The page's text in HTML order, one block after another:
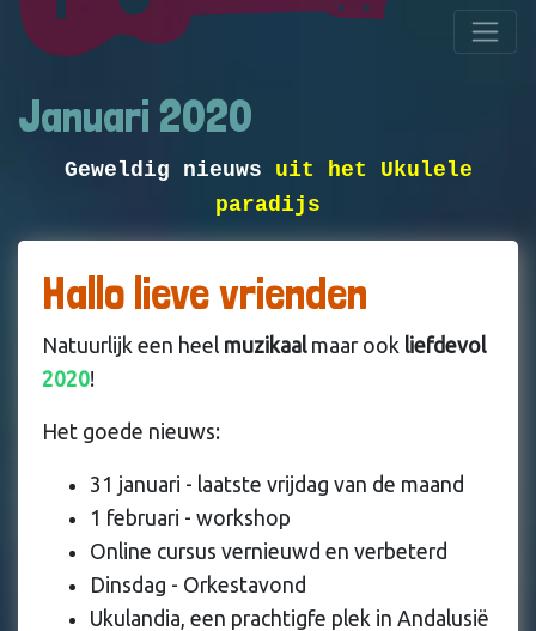
Januari 2020
Geweldig nieuws uit het Ukulele
paradijs
Hallo lieve vrienden
Natuurlijk een heel muzikaalmaar ook liefdevol
2020!
Het goede nieuws:
31 januari - laatste vrijdag van de maand
1 februari - workshop
Online cursus vernieuwd en verbeterd
Dinsdag - Orkestavond
Ukulandia, een prachtigfe plek in Andalusië